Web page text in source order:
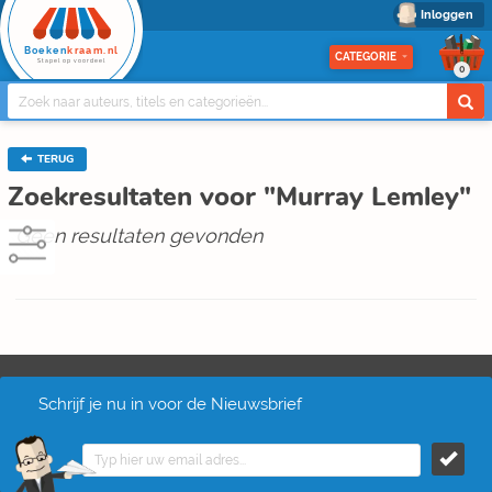
Inloggen
Boeken kraam.nl
Stapel op voordeel CATEGORIE
0
TERUG
Zoekresultaten voor "Murray Lemley"
Geen resultaten gevonden
Schrijf je nu in voor de Nieuwsbrief